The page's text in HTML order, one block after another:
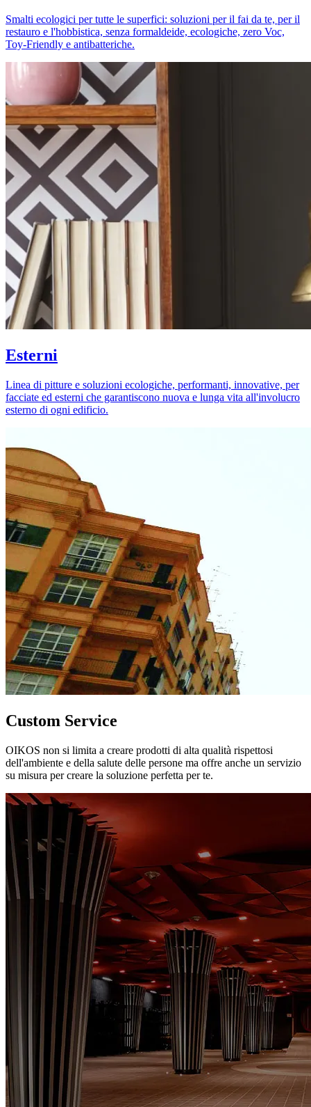
Smalti ecologici per tutte le superfici: soluzioni per il fai da te, per il
restauro e l'hobbistica, senza formaldeide, ecologiche, zero Voc,
Toy-Friendly e antibatteriche.
Esterni
Linea di pitture e soluzioni ecologiche, performanti, innovative, per
facciate ed esterni che garantiscono nuova e lunga vita all'involucro
esterno di ogni edificio.
Custom Service
OIKOS non si limita a creare prodotti di alta qualità rispettosi
dell'ambiente e della salute delle persone ma offre anche un servizio
su misura per creare la soluzione perfetta per te.